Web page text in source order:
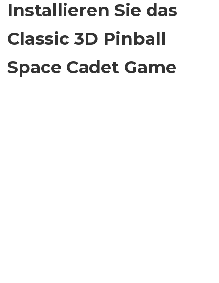
Installieren Sie das
Classic 3D Pinball
Space Cadet Game